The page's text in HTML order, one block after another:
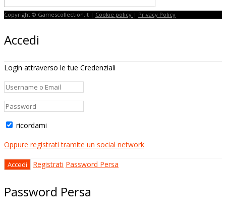
Copyright © Gamescollection.it | Cookie policy | Privacy Policy
Accedi
Login attraverso le tue Credenziali
ricordami
Oppure registrati tramite un social network
Registrati Password Persa
Password Persa